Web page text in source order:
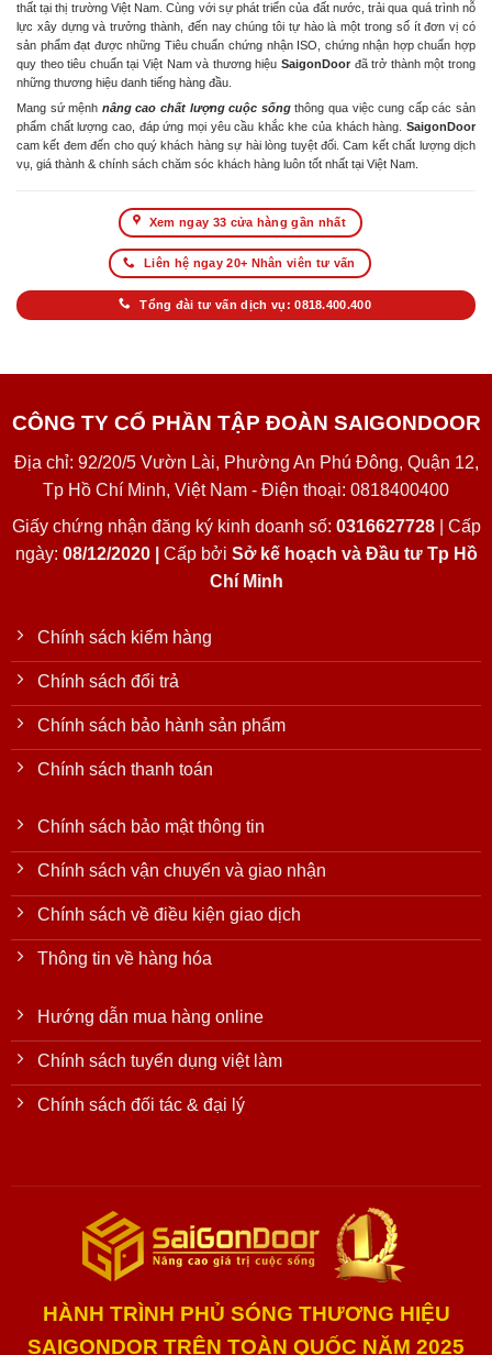
thất tại thị trường Việt Nam. Cùng với sự phát triển của đất nước, trải qua quá trình nỗ
lực xây dựng và trưởng thành, đến nay chúng tôi tự hào là một trong số ít đơn vị có
sản phẩm đạt được những Tiêu chuẩn chứng nhận ISO, chứng nhận hợp chuẩn hợp
quy theo tiêu chuẩn tại Việt Nam và thương hiệu SaigonDoor đã trở thành một trong
những thương hiệu danh tiếng hàng đầu.
Mang sứ mệnh nâng cao chất lượng cuộc sốngthông qua việc cung cấp các sản
phẩm chất lượng cao, đáp ứng mọi yêu cầu khắc khe của khách hàng. SaigonDoor
cam kết đem đến cho quý khách hàng sự hài lòng tuyệt đối. Cam kết chất lượng dịch
vụ, giá thành & chính sách chăm sóc khách hàng luôn tốt nhất tại Việt Nam.
Xem ngay 33 cửa hàng gần nhất
Liên hệ ngay 20+ Nhân viên tư vấn
Tổng đài tư vấn dịch vụ: 0818.400.400
CÔNG TY CỔ PHẦN TẬP ĐOÀN SAIGONDOOR
Địa chỉ: 92/20/5 Vườn Lài, Phường An Phú Đông, Quận 12,
Tp Hồ Chí Minh, Việt Nam - Điện thoại: 0818400400
Giấy chứng nhận đăng ký kinh doanh số: 0316627728| Cấp
ngày: 08/12/2020 | Cấp bởi Sở kế hoạch và Đầu tư Tp Hồ
Chí Minh
Chính sách kiểm hàng
Chính sách đổi trả
Chính sách bảo hành sản phẩm
Chính sách thanh toán
Chính sách bảo mật thông tin
Chính sách vận chuyển và giao nhận
Chính sách về điều kiện giao dịch
Thông tin về hàng hóa
Hướng dẫn mua hàng online
Chính sách tuyển dụng việt làm
Chính sách đối tác & đại lý
HÀNH TRÌNH PHỦ SÓNG THƯƠNG HIỆU
SAIGONDOR TRÊN TOÀN QUỐC NĂM 2025